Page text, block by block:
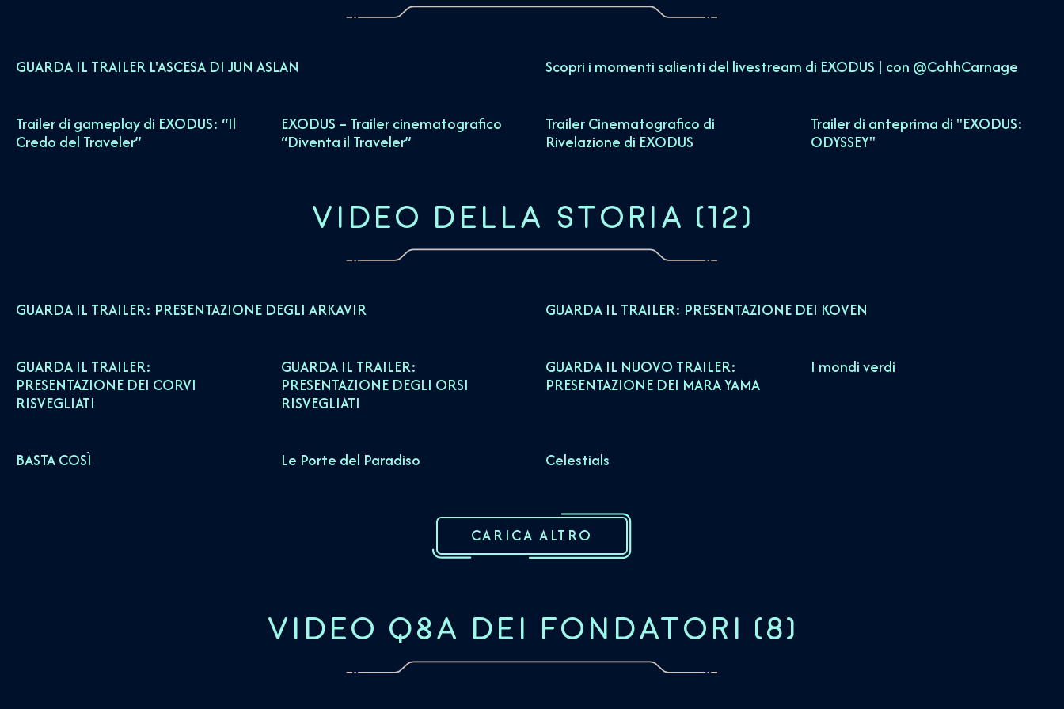
GUARDA IL TRAILER L'ASCESA DI JUN ASLAN Scopri i momenti salienti del livestream di EXODUS | con ‪@CohhCarnage‬
Trailer di gameplay di EXODUS: “Il
Credo del Traveler”
EXODUS – Trailer cinematografico
“Diventa il Traveler”
Trailer Cinematografico di
Rivelazione di EXODUS
Trailer di anteprima di "EXODUS:
ODYSSEY"
VIDEO DELLA STORIA (12)
GUARDA IL TRAILER: PRESENTAZIONE DEGLI ARKAVIR GUARDA IL TRAILER: PRESENTAZIONE DEI KOVEN
GUARDA IL TRAILER:
PRESENTAZIONE DEI CORVI
RISVEGLIATI
GUARDA IL TRAILER:
PRESENTAZIONE DEGLI ORSI
RISVEGLIATI
GUARDA IL NUOVO TRAILER:
PRESENTAZIONE DEI MARA YAMA
I mondi verdi
BASTA COSÌ Le Porte del Paradiso Celestials
CARICA ALTRO
VIDEO Q&A DEI FONDATORI (8)